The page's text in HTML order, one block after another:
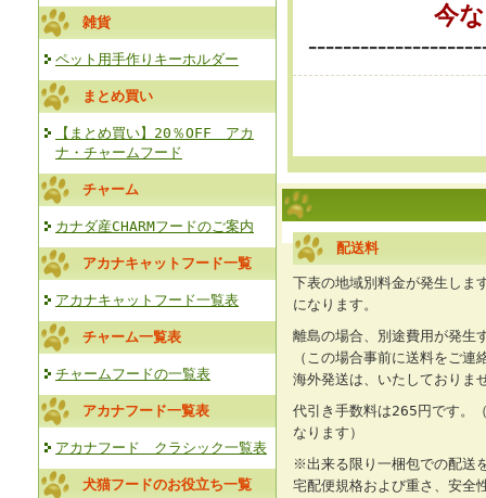
雑貨
ペット用手作りキーホルダー
まとめ買い
【まとめ買い】20％OFF アカ
ナ・チャームフード
チャーム
カナダ産CHARMフードのご案内
アカナキャットフード一覧
アカナキャットフード一覧表
チャーム一覧表
チャームフードの一覧表
アカナフード一覧表
アカナフード クラシック一覧表
犬猫フードのお役立ち一覧
今
配送料
下表の地域別料金が発生し
になります。
離島の場合、別途費用が発生
（この場合事前に送料をご連
海外発送は、いたしておりま
代引き手数料は265円です。
なります）
※出来る限り一梱包での配送
宅配便規格および重さ、安全